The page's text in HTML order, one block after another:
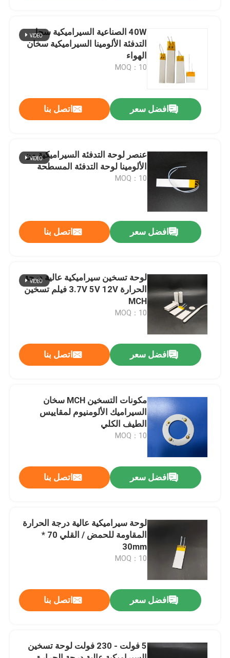
المنزل
أشرطة فيديو
عرض الواقع الافتراضي
معلومات عنا
جولة في المعمل
رقابة جودة
اتصل بنا
اطلب اقتباس
40W الصناعية السيراميكية سجل
التدفئة الألومينا السيراميكية سخان
الهواء
MOQ：10
افضل سعر اتصل بنا
عنصر لوحة التدفئة السيراميكية من
الألومينا لوحة التدفئة المسطحة
MOQ：10
افضل سعر اتصل بنا
لوحة تسخين سيراميكية عالية درجة
الحرارة 3.7V 5V 12V فيلم تسخين
MCH
MOQ：10
افضل سعر اتصل بنا
مكونات التسخين MCH سخان
السيراميك الألومنيوم لمقاييس
الطيف الكلي
MOQ：10
افضل سعر اتصل بنا
لوحة سيراميكية عالية درجة الحرارة
المقاومة للحمض / القلي 70 *
30mm
MOQ：10
افضل سعر اتصل بنا
5 فولت - 230 فولت لوحة تسخين